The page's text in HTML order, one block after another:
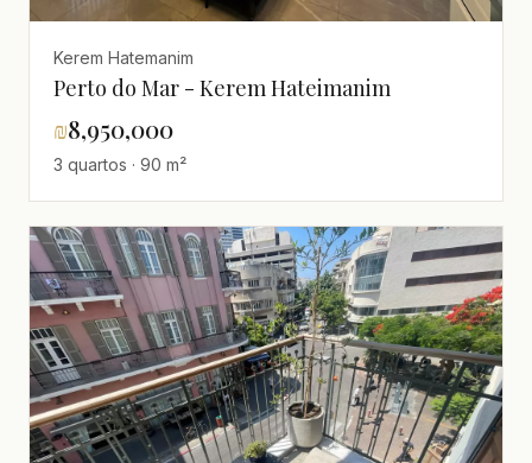
Kerem Hatemanim
Perto do Mar - Kerem Hateimanim
₪8,950,000
3 quartos · 90 m²